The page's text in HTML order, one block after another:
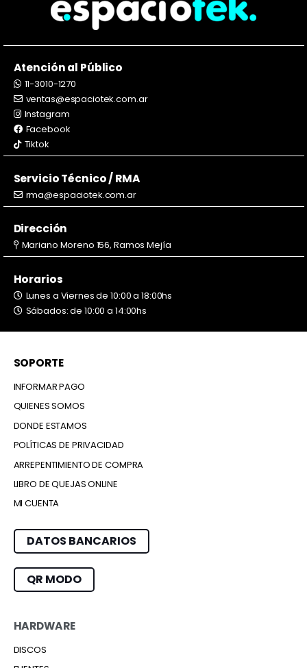
Atención al Público
11-3010-1270
ventas@espaciotek.com.ar
Instagram
Facebook
Tiktok
Servicio Técnico / RMA
rma@espaciotek.com.ar
Dirección
Mariano Moreno 156, Ramos Mejía
Horarios
Lunes a Viernes de 10:00 a 18:00hs
Sábados: de 10:00 a 14:00hs
SOPORTE
INFORMAR PAGO
QUIENES SOMOS
DONDE ESTAMOS
POLÍTICAS DE PRIVACIDAD
ARREPENTIMIENTO DE COMPRA
LIBRO DE QUEJAS ONLINE
MI CUENTA
DATOS BANCARIOS
QR MODO
HARDWARE
DISCOS